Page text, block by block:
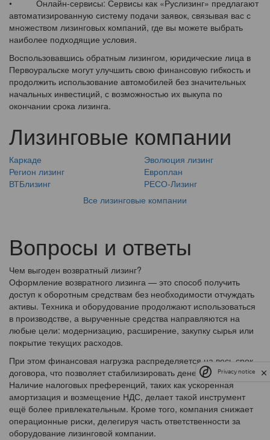
• Онлайн-сервисы: Сервисы как «Руслизинг» предлагают
автоматизированную систему подачи заявок, связывая вас с
множеством лизинговых компаний, где вы можете выбрать
наиболее подходящие условия.
Воспользовавшись обратным лизингом, юридические лица в
Первоуральске могут улучшить свою финансовую гибкость и
продолжить использование автомобилей без значительных
начальных инвестиций, с возможностью их выкупа по
окончании срока лизинга.
Лизинговые компании
Каркаде
Эволюция лизинг
Регион лизинг
Европлан
ВТБлизинг
РЕСО-Лизинг
Все лизинговые компании
Вопросы и ответы
Чем выгоден возвратный лизинг?
Оформление возвратного лизинга — это способ получить
доступ к оборотным средствам без необходимости отчуждать
активы. Техника и оборудование продолжают использоваться
в производстве, а вырученные средства направляются на
любые цели: модернизацию, расширение, закупку сырья или
покрытие текущих расходов.
При этом финансовая нагрузка распределяется на весь срок
договора, что позволяет стабилизировать денежные потоки.
Наличие налоговых преференций, таких как ускоренная
амортизация и возмещение НДС, делает такой инструмент
ещё более привлекательным. Кроме того, компания снижает
операционные риски, делегируя часть ответственности за
оборудование лизинговой компании.
Privacy notice